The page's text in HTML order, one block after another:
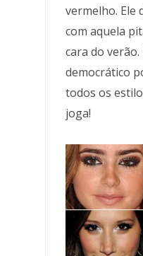
vermelho. Ele
com aquela
cara do verão.
democrático
todos os
joga!